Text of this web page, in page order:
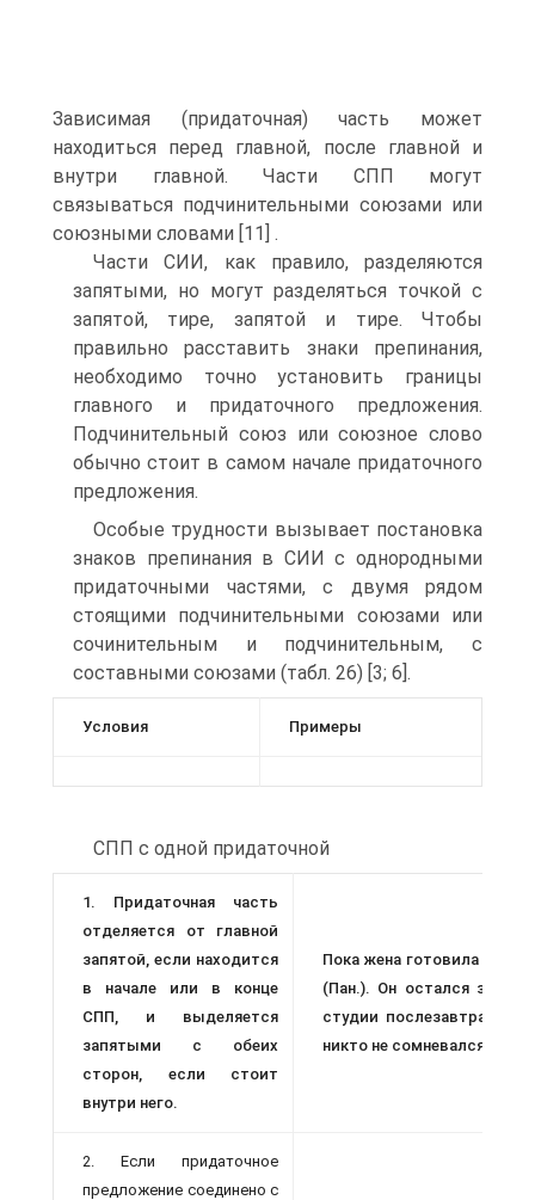
Зависимая (придаточная) часть может
находиться перед главной, после главной и
внутри главной. Части СПП могут
связываться подчинительными союзами или
союзными словами [11] .
Части СИИ, как правило, разделяются
запятыми, но могут разделяться точкой с
запятой, тире, запятой и тире. Чтобы
правильно расставить знаки препинания,
необходимо точно установить границы
главного и придаточного предложения.
Подчинительный союз или союзное слово
обычно стоит в самом начале придаточного
предложения.
Особые трудности вызывает постановка
знаков препинания в СИИ с однородными
придаточными частями, с двумя рядом
стоящими подчинительными союзами или
сочинительным и подчинительным, с
составными союзами (табл. 26) [3; 6].
Условия Примеры
СПП с одной придаточной
1. Придаточная часть
отделяется от главной
запятой, если находится
в начале или в конце
СПП, и выделяется
запятыми с обеих
сторон, если стоит
внутри него.
Пока жена готовила
(Пан.). Он остался
студии послезавтра. В
никто не сомневался
2. Если придаточное
предложение соединено с